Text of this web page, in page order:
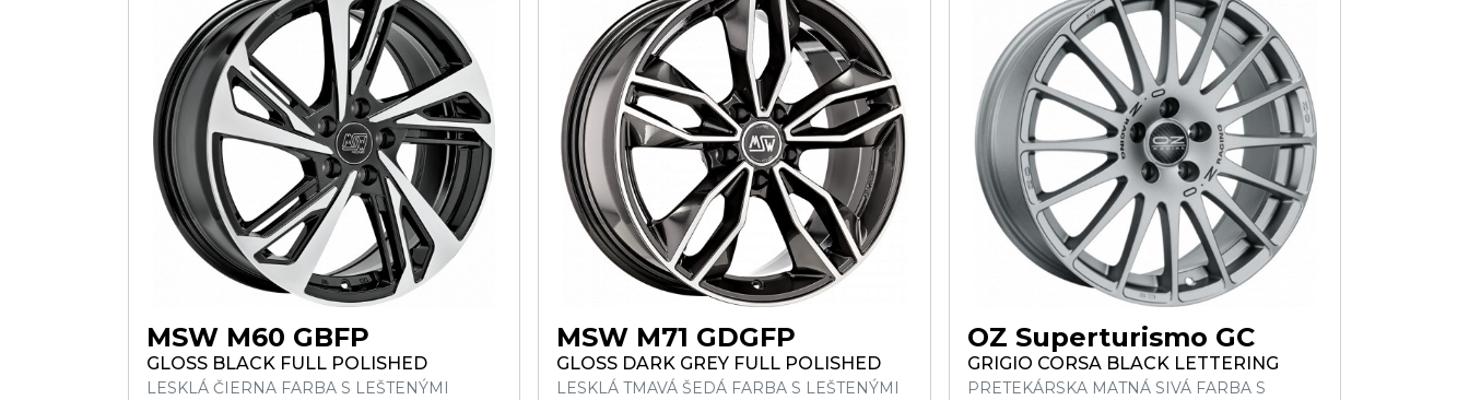
MSW M60 GBFP
GLOSS BLACK FULL POLISHED
LESKLÁ ČIERNA FARBA S LEŠTENÝMI
MSW M71 GDGFP
GLOSS DARK GREY FULL POLISHED
LESKLÁ TMAVÁ ŠEDÁ FARBA S LEŠTENÝMI
OZ Superturismo GC
GRIGIO CORSA BLACK LETTERING
PRETEKÁRSKA MATNÁ SIVÁ FARBA S